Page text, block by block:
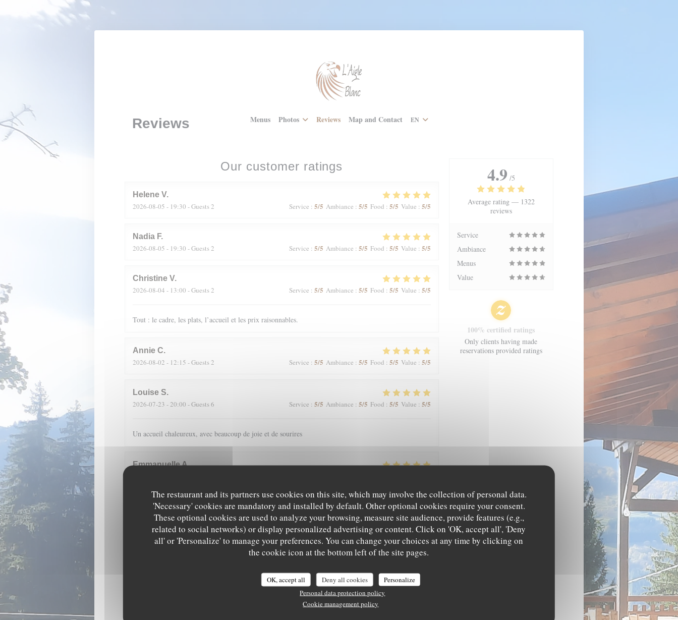
Personalizing your cookie choices
The restaurant and its partners use cookies on this site, which may involve the collection of personal data.
'Necessary' cookies are mandatory and installed by default. Other optional cookies require your consent.
These optional cookies are used to analyze your browsing, measure site audience, provide features (e.g.,
related to social networks) or display personalized advertising or content. Click on 'OK, accept all', 'Deny
all' or 'Personalize' to manage your preferences. You can change your choices at any time by clicking on
the cookie icon at the bottom left of the site pages.
OK, accept all Deny all cookies
Personalize
Personal data protection policy
Cookie management policy
Menus Photos Reviews Map and Contact EN
Reviews
Our customer ratings
Helene V
2026-08-05 - 19:30 - Guests 2 Service : 5/5 Ambiance : 5/5 Food : 5/5 Value : 5/5
Nadia F
2026-08-05 - 19:30 - Guests 2 Service : 5/5 Ambiance : 5/5 Food : 5/5 Value : 5/5
Christine V
2026-08-04 - 13:00 - Guests 2 Service : 5/5 Ambiance : 5/5 Food : 5/5 Value : 5/5
Tout : le cadre, les plats, l’accueil et les prix raisonnables.
Annie C
2026-08-02 - 12:15 - Guests 2 Service : 5/5 Ambiance : 5/5 Food : 5/5 Value : 5/5
Louise S
2026-07-23 - 20:00 - Guests 6 Service : 5/5 Ambiance : 5/5 Food : 5/5 Value : 5/5
Un accueil chaleureux, avec beaucoup de joie et de sourires
EmmanuelleA
Fantastique emplacement et une carte qui nous régale toujours. Une mention spéciale aux pâtisseries qui
sont merveilleuses à voir et à manger.
Service: 5/5 Ambiance :5/5 Food: 5/5 Value:4/5
Dans un cadre merveilleux, en pleine nature avec une magnifique vue, l’Aigle Blanche vous offre une
cuisine de qualité (encornets farcis et pièce de vieux fondante par exemple). Service agréable. Et petite
liqueur maison de pomme de pin à la fin, à goûter impérativement !
4.9 /5
Average rating — 1322
reviews
Service
Ambiance
Menus
Value
100% certified ratings
Only clients having made
reservations provided ratings